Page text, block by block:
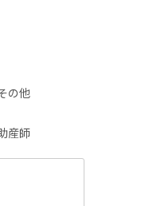
の他
産師